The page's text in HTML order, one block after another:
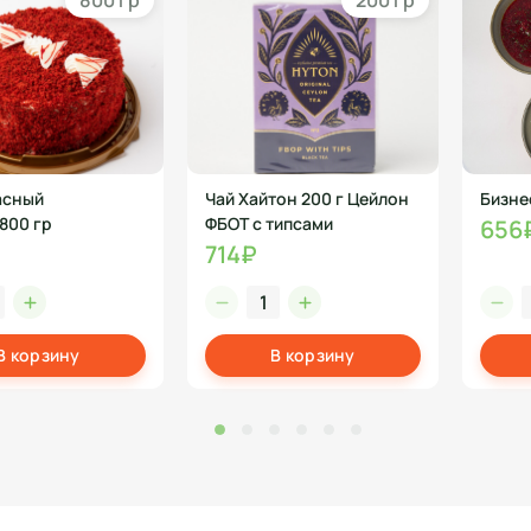
гр
корзину
Чай Хайтон 200 г Цейлон
ФБОТ с типсами
714₽
В корзину